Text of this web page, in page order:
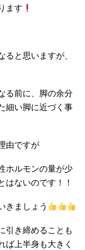
ます
と思いますが、
る前に、脚の余分
細い脚に近づく事
由ですが
ホルモンの量が少
はないのです！！
きましょう
引き締めることも
ば上半身も大きく